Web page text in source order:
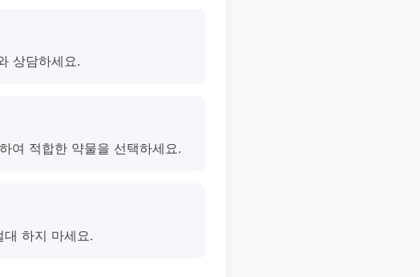
상담하세요.
여 적합한 약물을 선택하세요.
하지 마세요.